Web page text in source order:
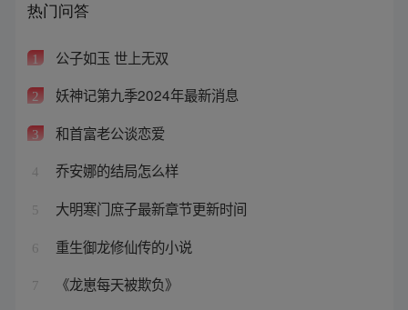
热门问答
1 公子如玉 世上无双
2 妖神记第九季2024年最新消息
3 和首富老公谈恋爱
4 乔安娜的结局怎么样
5 大明寒门庶子最新章节更新时间
6 重生御龙修仙传的小说
7 《龙崽每天被欺负》